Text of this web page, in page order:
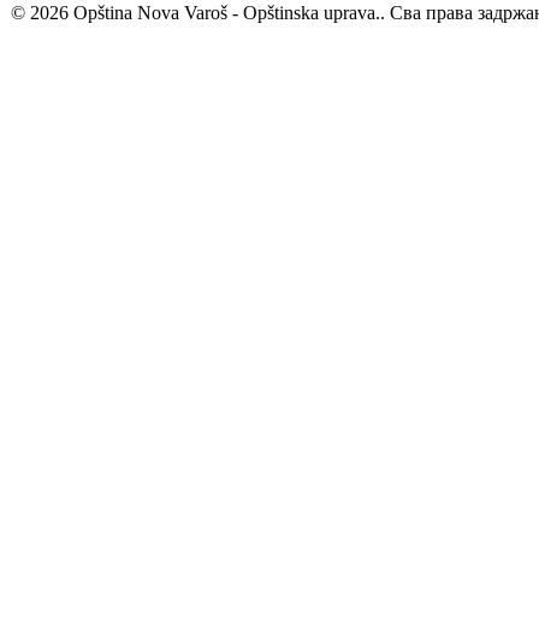
© 2026 Opština Nova Varoš - Opštinska uprava.. Сва права